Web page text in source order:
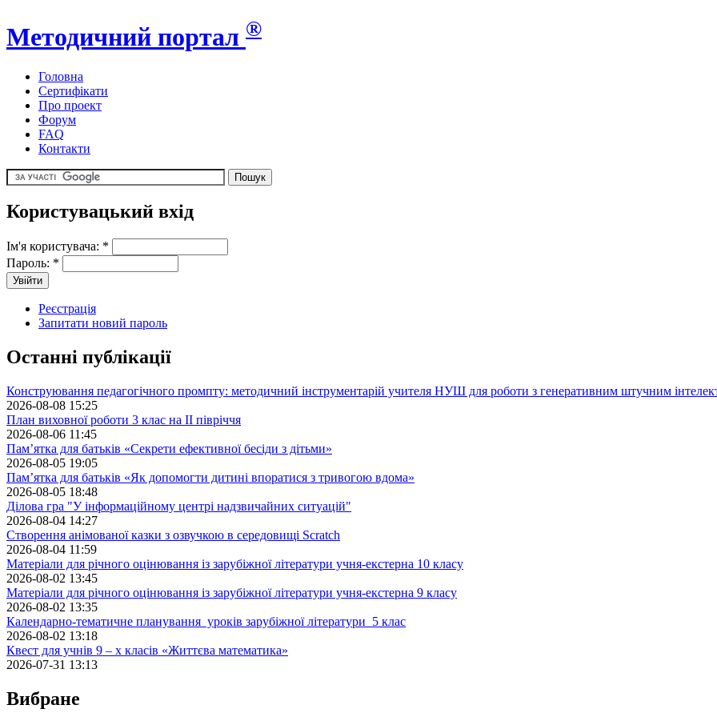
Методичний портал ®
Головна
Сертифікати
Про проект
Форум
FAQ
Контакти
Користувацький вхід
Ім'я користувача: *
Пароль: *
Реєстрація
Запитати новий пароль
Останні публікації
Конструювання педагогічного промпту: методичний інструментарій учителя НУШ для роботи з генеративним штучним
2026-08-08 15:25
План виховної роботи 3 клас на II півріччя
2026-08-06 11:45
Пам’ятка для батьків «Секрети ефективної бесіди з дітьми»
2026-08-05 19:05
Пам’ятка для батьків «Як допомогти дитині впоратися з тривогою вдома»
2026-08-05 18:48
Ділова гра "У інформаційному центрі надзвичайних ситуацій"
2026-08-04 14:27
Створення анімованої казки з озвучкою в середовищі Scratch
2026-08-04 11:59
Матеріали для річного оцінювання із зарубіжної літератури учня-екстерна 10 класу
2026-08-02 13:45
Матеріали для річного оцінювання із зарубіжної літератури учня-екстерна 9 класу
2026-08-02 13:35
Календарно-тематичне планування уроків зарубіжної літератури 5 клас
2026-08-02 13:18
Квест для учнів 9 – х класів «Життєва математика»
2026-07-31 13:13
Вибране